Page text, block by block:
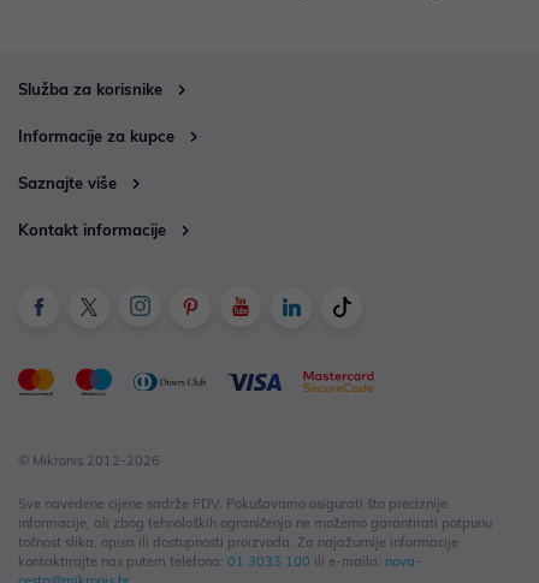
Služba za korisnike
Informacije za kupce
Saznajte više
Kontakt informacije
© Mikronis 2012-2026
Sve navedene cijene sadrže PDV. Pokušavamo osigurati što preciznije
informacije, ali zbog tehnoloških ograničenja ne možemo garantirati potpunu
točnost slika, opisa ili dostupnosti proizvoda. Za najažurnije informacije
kontaktirajte nas putem telefona: 01 3033 100 ili e-maila: nova-